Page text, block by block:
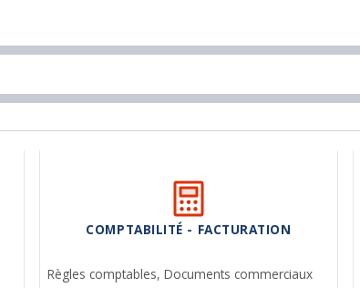
COMPTABILITÉ - FACTURATION
Règles comptables,Documents commerciaux